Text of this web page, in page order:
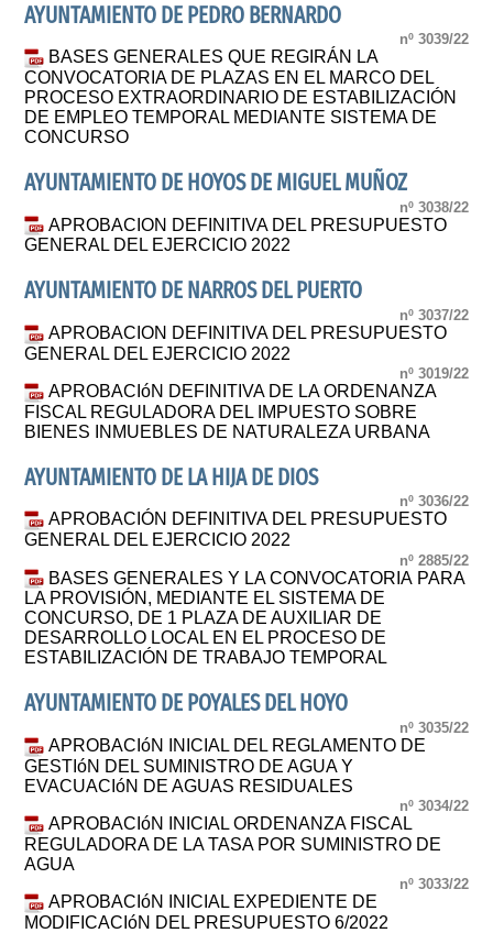
AYUNTAMIENTO DE PEDRO BERNARDO
nº 3039/22
BASES GENERALES QUE REGIRÁN LA
CONVOCATORIA DE PLAZAS EN EL MARCO DEL
PROCESO EXTRAORDINARIO DE ESTABILIZACIÓN
DE EMPLEO TEMPORAL MEDIANTE SISTEMA DE
CONCURSO
AYUNTAMIENTO DE HOYOS DE MIGUEL MUÑOZ
nº 3038/22
APROBACION DEFINITIVA DEL PRESUPUESTO
GENERAL DEL EJERCICIO 2022
AYUNTAMIENTO DE NARROS DEL PUERTO
nº 3037/22
APROBACION DEFINITIVA DEL PRESUPUESTO
GENERAL DEL EJERCICIO 2022
nº 3019/22
APROBACIóN DEFINITIVA DE LA ORDENANZA
FISCAL REGULADORA DEL IMPUESTO SOBRE
BIENES INMUEBLES DE NATURALEZA URBANA
AYUNTAMIENTO DE LA HIJA DE DIOS
nº 3036/22
APROBACIÓN DEFINITIVA DEL PRESUPUESTO
GENERAL DEL EJERCICIO 2022
nº 2885/22
BASES GENERALES Y LA CONVOCATORIA PARA
LA PROVISIÓN, MEDIANTE EL SISTEMA DE
CONCURSO, DE 1 PLAZA DE AUXILIAR DE
DESARROLLO LOCAL EN EL PROCESO DE
ESTABILIZACIÓN DE TRABAJO TEMPORAL
AYUNTAMIENTO DE POYALES DEL HOYO
nº 3035/22
APROBACIóN INICIAL DEL REGLAMENTO DE
GESTIóN DEL SUMINISTRO DE AGUA Y
EVACUACIóN DE AGUAS RESIDUALES
nº 3034/22
APROBACIóN INICIAL ORDENANZA FISCAL
REGULADORA DE LA TASA POR SUMINISTRO DE
AGUA
nº 3033/22
APROBACIóN INICIAL EXPEDIENTE DE
MODIFICACIóN DEL PRESUPUESTO 6/2022